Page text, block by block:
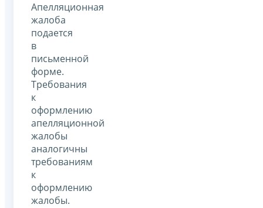
Апелляционная
жалоба
подается
в
письменной
форме.
Требования
к
оформлению
апелляционной
жалобы
аналогичны
требованиям
к
оформлению
жалобы.